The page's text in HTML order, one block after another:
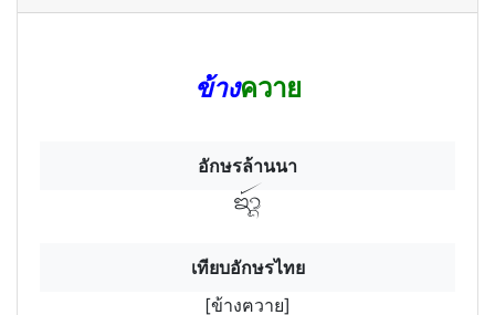
ข้างควาย
อักษรล้านนา
ข้างฯ
เทียบอักษรไทย
[ข้างฅวาย]